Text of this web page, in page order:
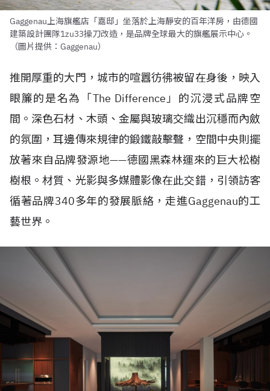
Gaggenau上海旗艦店「嘉邸」坐落於上海靜安的百年洋房，由德國
建築設計團隊1zu33操刀改造，是品牌全球最大的旗艦展示中心。
（圖片提供：Gaggenau）
推開厚重的大門，城市的喧囂彷彿被留在身後，映入
眼簾的是名為「The Difference」的沉浸式品牌空
間。深色石材、木頭、金屬與玻璃交織出沉穩而內斂
的氛圍，耳邊傳來規律的鍛鐵敲擊聲，空間中央則擺
放著來自品牌發源地——德國黑森林運來的巨大松樹
樹根。材質、光影與多媒體影像在此交錯，引領訪客
循著品牌340多年的發展脈絡，走進Gaggenau的工
藝世界。